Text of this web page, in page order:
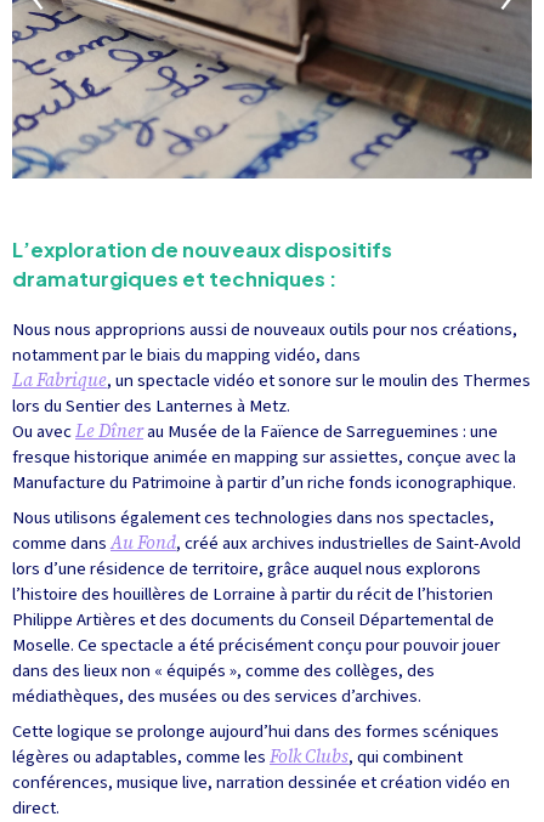
L’exploration de nouveaux dispositifs
dramaturgiques et techniques :
Nous nous approprions aussi de nouveaux outils pour nos créations,
notamment par le biais du mapping vidéo, dans
La Fabrique, un spectacle vidéo et sonore sur le moulin des Thermes
lors du Sentier des Lanternes à Metz.
Ou avecLe Dînerau Musée de la Faïence de Sarreguemines : une
fresque historique animée en mapping sur assiettes, conçue avec la
Manufacture du Patrimoine à partir d’un riche fonds iconographique.
Nous utilisons également ces technologies dans nos spectacles,
comme dansAu Fond, créé aux archives industrielles de Saint-Avold
lors d’une résidence de territoire, grâce auquel nous explorons
l’histoire des houillères de Lorraine à partir du récit de l’historien
Philippe Artières et des documents du Conseil Départemental de
Moselle. Ce spectacle a été précisément conçu pour pouvoir jouer
dans des lieux non « équipés », comme des collèges, des
médiathèques, des musées ou des services d’archives.
Cette logique se prolonge aujourd’hui dans des formes scéniques
légères ou adaptables, comme les Folk Clubs, qui combinent
conférences, musique live, narration dessinée et création vidéo en
direct.